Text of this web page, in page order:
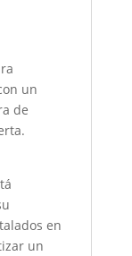
un
de
en
un